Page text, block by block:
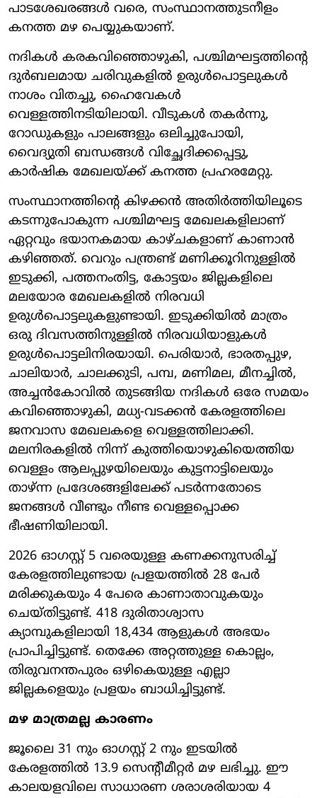
പാടശേഖരങ്ങൾ വരെ, സംസ്ഥാനത്തുടനീളം
കനത്ത മഴ പെയ്യുകയാണ്.
നദികൾ കരകവിഞ്ഞൊഴുകി, പശ്ചിമഘട്ടത്തിന്റെ
ദുർബലമായ ചരിവുകളിൽ ഉരുൾപൊട്ടലുകൾ
നാശം വിതച്ചു, ഹൈവേകൾ
വെള്ളത്തിനടിയിലായി. വീടുകൾ തകർന്നു,
റോഡുകളും പാലങ്ങളും ഒലിച്ചുപോയി,
വൈദ്യുതി ബന്ധങ്ങൾ വിച്ഛേദിക്കപ്പെട്ടു,
കാർഷിക മേഖലയ്ക്ക് കനത്ത പ്രഹരമേറ്റു.
സംസ്ഥാനത്തിന്റെ കിഴക്കൻ അതിർത്തിയിലൂടെ
കടന്നുപോകുന്ന പശ്ചിമഘട്ട മേഖലകളിലാണ്
ഏറ്റവും ഭയാനകമായ കാഴ്ചകളാണ് കാണാൻ
കഴിഞ്ഞത്. വെറും പന്ത്രണ്ട് മണിക്കൂറിനുള്ളിൽ
ഇടുക്കി, പത്തനംതിട്ട, കോട്ടയം ജില്ലകളിലെ
മലയോര മേഖലകളിൽ നിരവധി
ഉരുൾപൊട്ടലുകളുണ്ടായി. ഇടുക്കിയിൽ മാത്രം
ഒരു ദിവസത്തിനുള്ളിൽ നിരവധിയാളുകൾ
ഉരുൾപൊട്ടലിനിരയായി. പെരിയാർ, ഭാരതപ്പുഴ,
ചാലിയാർ, ചാലക്കുടി, പമ്പ, മണിമല, മീനച്ചിൽ,
അച്ചൻകോവിൽ തുടങ്ങിയ നദികൾ ഒരേ സമയം
കവിഞ്ഞൊഴുകി, മധ്യ-വടക്കൻ കേരളത്തിലെ
ജനവാസ മേഖലകളെ വെള്ളത്തിലാക്കി.
മലനിരകളിൽ നിന്ന് കുത്തിയൊഴുകിയെത്തിയ
വെള്ളം ആലപ്പുഴയിലെയും കുട്ടനാട്ടിലെയും
താഴ്ന്ന പ്രദേശങ്ങളിലേക്ക് പടർന്നതോടെ
ജനങ്ങൾ വീണ്ടും നീണ്ട വെള്ളപ്പൊക്ക
ഭീഷണിയിലായി.
2026 ഓഗസ്റ്റ് 5 വരെയുള്ള കണക്കനുസരിച്ച്
കേരളത്തിലുണ്ടായ പ്രളയത്തിൽ 28 പേർ
മരിക്കുകയും 4 പേരെ കാണാതാവുകയും
ചെയ്തിട്ടുണ്ട്. 418 ദുരിതാശ്വാസ
ക്യാമ്പുകളിലായി 18,434 ആളുകൾ അഭയം
പ്രാപിച്ചിട്ടുണ്ട്. തെക്കേ അറ്റത്തുള്ള കൊല്ലം,
തിരുവനന്തപുരം ഒഴികെയുള്ള എല്ലാ
ജില്ലകളെയും പ്രളയം ബാധിച്ചിട്ടുണ്ട്.
മഴ മാത്രമല്ല കാരണം
ജൂലൈ 31 നും ഓഗസ്റ്റ് 2 നും ഇടയിൽ
കേരളത്തിൽ 13.9 സെന്റീമീറ്റർ മഴ ലഭിച്ചു. ഈ
കാലയളവിലെ സാധാരണ ശരാശരിയായ 4